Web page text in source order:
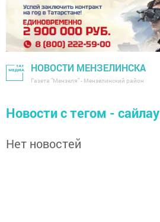
НОВОСТИ МЕНЗЕЛИНСКА
Газета "Мензеля" - Мензелинский район
Новости с тегом - сайлау
Нет новостей